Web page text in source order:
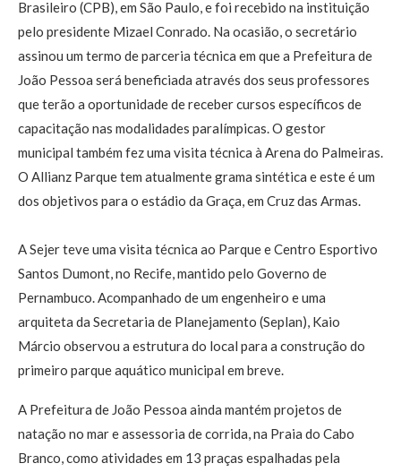
Brasileiro (CPB), em São Paulo, e foi recebido na instituição
pelo presidente Mizael Conrado. Na ocasião, o secretário
assinou um termo de parceria técnica em que a Prefeitura de
João Pessoa será beneficiada através dos seus professores
que terão a oportunidade de receber cursos específicos de
capacitação nas modalidades paralímpicas. O gestor
municipal também fez uma visita técnica à Arena do Palmeiras.
O Allianz Parque tem atualmente grama sintética e este é um
dos objetivos para o estádio da Graça, em Cruz das Armas.
A Sejer teve uma visita técnica ao Parque e Centro Esportivo
Santos Dumont, no Recife, mantido pelo Governo de
Pernambuco. Acompanhado de um engenheiro e uma
arquiteta da Secretaria de Planejamento (Seplan), Kaio
Márcio observou a estrutura do local para a construção do
primeiro parque aquático municipal em breve.
A Prefeitura de João Pessoa ainda mantém projetos de
natação no mar e assessoria de corrida, na Praia do Cabo
Branco, como atividades em 13 praças espalhadas pela